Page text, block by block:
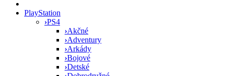
PlayStation
›PS4
›Akčné
›Adventury
›Arkády
›Bojové
›Detské